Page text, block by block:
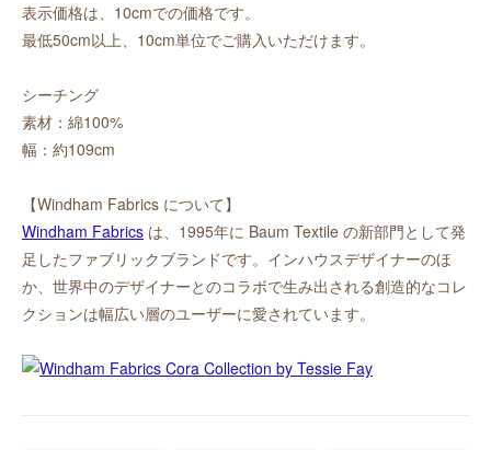
表示価格は、10cmでの価格です。
最低50cm以上、10cm単位でご購入いただけます。
シーチング
素材：綿100%
幅：約109cm
【Windham Fabrics について】
Windham Fabrics は、1995年に Baum Textile の新部門として発
足したファブリックブランドです。インハウスデザイナーのほ
か、世界中のデザイナーとのコラボで生み出される創造的なコレ
クションは幅広い層のユーザーに愛されています。